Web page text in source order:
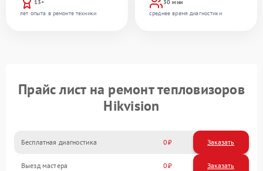
13+
лет опыта в ремонте техники
30 мин
среднее время диагностики
Прайс лист на ремонт тепловизоров
Hikvision
Бесплатная диагностика 0 Заказать
Выезд мастера 0 Заказать